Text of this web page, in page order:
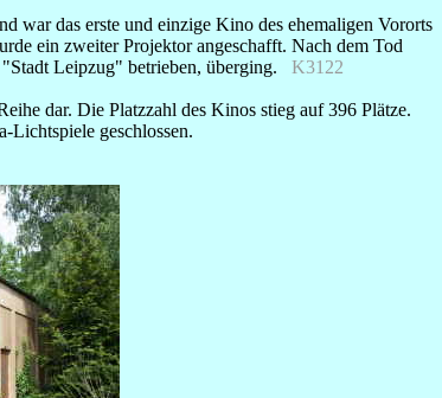
war das erste und einzige Kino des ehemaligen Vororts
ein zweiter Projektor angeschafft. Nach dem Tod
"Stadt Leipzug" betrieben, überging. K3122
dar. Die Platzzahl des Kinos stieg auf 396 Plätze.
Lichtspiele geschlossen.